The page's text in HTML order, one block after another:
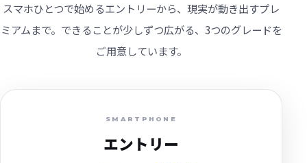
スマホひとつで始めるエントリーから、現実が動き出すプレ
ミアムまで。できることが少しずつ広がる、3つのグレードを
ご用意しています。
SMARTPHONE
エントリー